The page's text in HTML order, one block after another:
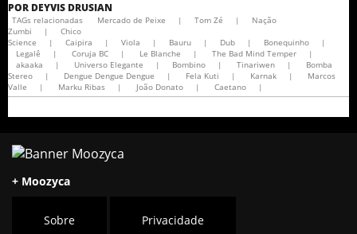
POR DEYVIS DRUSIAN
TAGs relacionadas Mercado de Peixe | Tom Zé |
Nação
Zumbi
|
Chico
Science
| Caipira | Viola | Bauru | Dub | Bonequinho
|
Legalê
| Coruja BC | Le Blanche | The Bad Mind Temper
|
akaaka
| Universo Elegante | Bombino | Tinariwen |
Bomba
Stereo
| Dengue Dengue Dengue | Fela Kuti | Karnak |
Marcos
Valle
| Marku Ribas | João Donato | Caetano |
+ Moozyca
Sobre Privacidade